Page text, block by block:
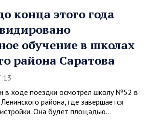
конца этого года
обучение в школах
района Саратова
в ходе поездки осмотрел школу №52 в
района, где завершается
Она будет площадью…